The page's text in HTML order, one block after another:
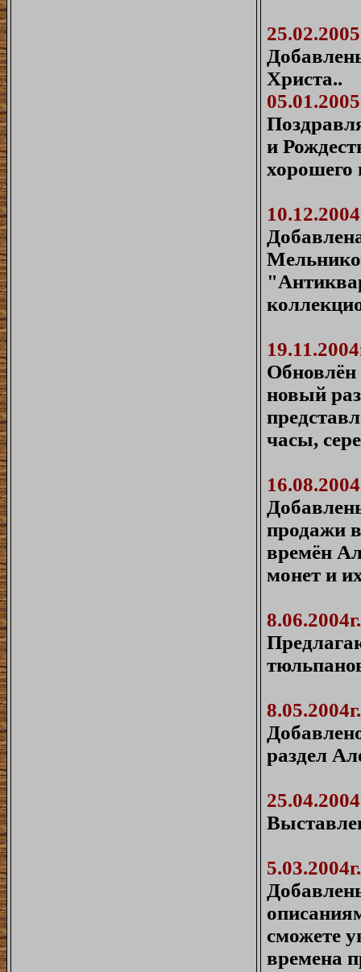
Христа..
и
хорошего
Обновлён
новый
часы,
продажи
времён
монет и
8.06.2004г.
8.05.2004г.
раздел
5.03.2004г.
сможете
времена